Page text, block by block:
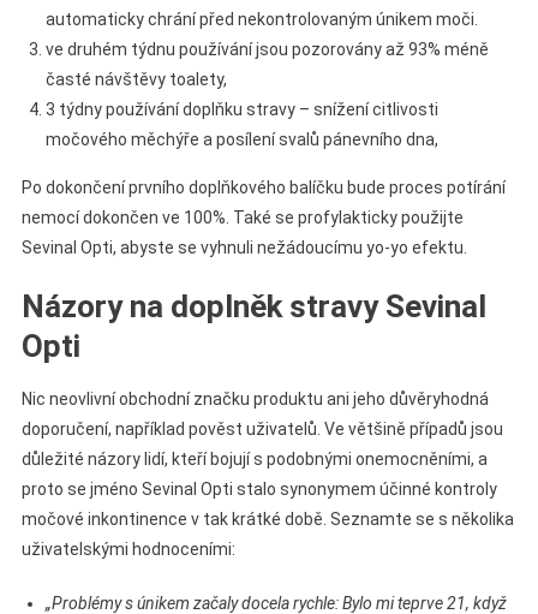
automaticky chrání před nekontrolovaným únikem moči.
ve druhém týdnu používání jsou pozorovány až 93% méně
časté návštěvy toalety,
3 týdny používání doplňku stravy – snížení citlivosti
močového měchýře a posílení svalů pánevního dna,
Po dokončení prvního doplňkového balíčku bude proces potírání
nemocí dokončen ve 100%. Také se profylakticky použijte
Sevinal Opti, abyste se vyhnuli nežádoucímu yo-yo efektu.
Názory na doplněk stravy Sevinal
Opti
Nic neovlivní obchodní značku produktu ani jeho důvěryhodná
doporučení, například pověst uživatelů. Ve většině případů jsou
důležité názory lidí, kteří bojují s podobnými onemocněními, a
proto se jméno Sevinal Opti stalo synonymem účinné kontroly
močové inkontinence v tak krátké době. Seznamte se s několika
uživatelskými hodnoceními:
„Problémy s únikem začaly docela rychle: Bylo mi teprve 21, když